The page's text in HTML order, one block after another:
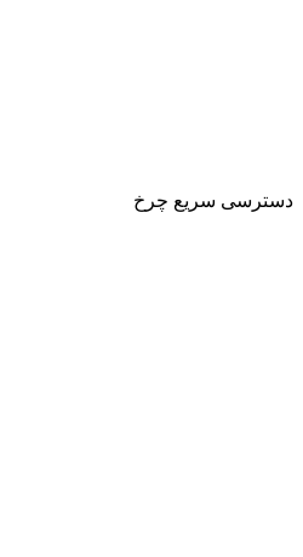
دسترسی سریع چرخ